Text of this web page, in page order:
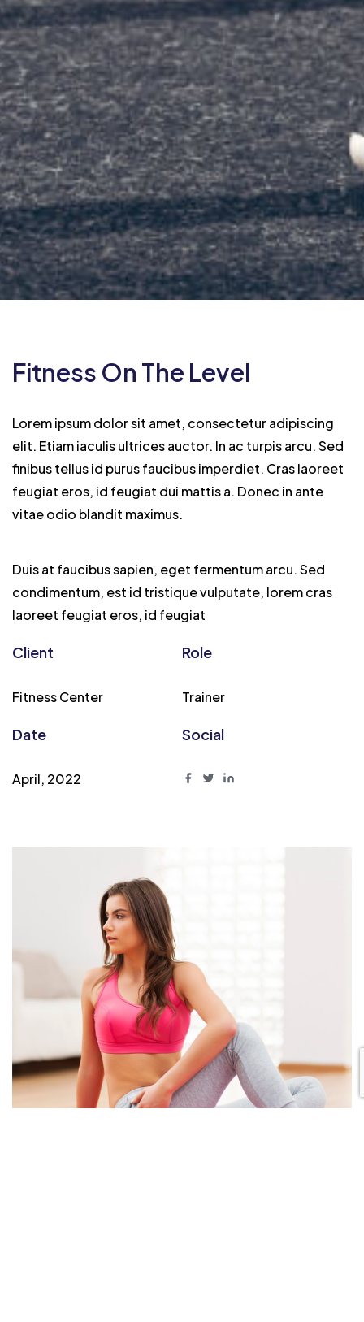
Fitness On The Level
Lorem ipsum dolor sit amet, consectetur adipiscing
elit. Etiam iaculis ultrices auctor. In ac turpis arcu. Sed
finibus tellus id purus faucibus imperdiet. Cras laoreet
feugiat eros, id feugiat dui mattis a. Donec in ante
vitae odio blandit maximus.
Duis at faucibus sapien, eget fermentum arcu. Sed
condimentum, est id tristique vulputate, lorem cras
laoreet feugiat eros, id feugiat
Client
Fitness Center
Role
Trainer
Date
April, 2022
Social